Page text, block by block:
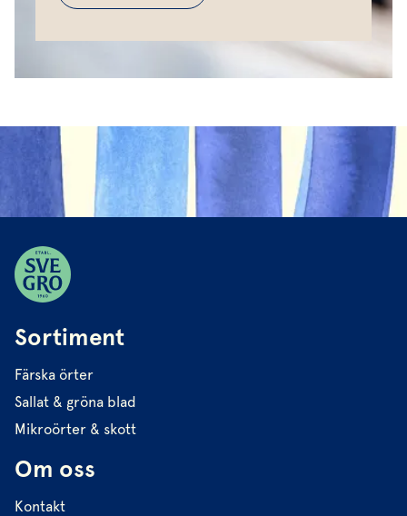
Sortiment
Färska örter
Sallat & gröna blad
Mikroörter & skott
Om oss
Kontakt